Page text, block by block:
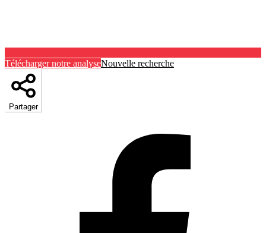
Télécharger notre analyseNouvelle recherche
Partager